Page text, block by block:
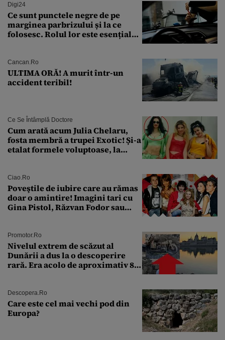
Digi24
Ce sunt punctele negre de pe
marginea parbrizului și la ce
folosesc. Rolul lor este esențial
Cancan.ro
ULTIMA ORĂ! A murit într-un
accident teribil!
Ce Se Întâmplă Doctore
Cum arată acum Julia Chelaru,
fosta membră a trupei Exotic! Și-a
etalat formele voluptoase, la
Ciao.ro
Poveştile de iubire care au rămas
doar o amintire! Imagini tari cu
Gina Pistol, Răzvan Fodor sau
Promotor.ro
Nivelul extrem de scăzut al
Dunării a dus la o descoperire
rară. Era acolo de aproximativ 80
Descopera.ro
Care este cel mai vechi pod din
Europa?